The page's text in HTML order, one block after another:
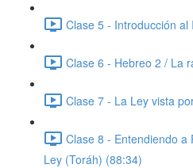
Clase 5 - Introducción
Clase 6 - Hebreo 2 / La
Clase 7 - La Ley vista
Clase 8 - Entendiendo a
Ley (Toráh) (88:34)